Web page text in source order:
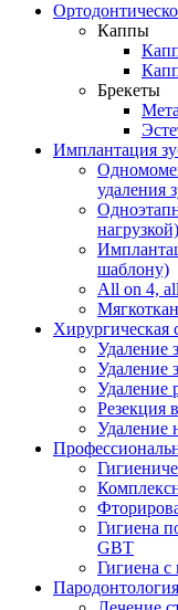
Каппы
Брекеты
Имплантация
удаления
нагрузкой)
шаблону)
All on 4,
Хирургическая
Удаление
Удаление
Удаление
Резекция
Удаление
Гигиена
GBT
Гигиена с
Пародонтология